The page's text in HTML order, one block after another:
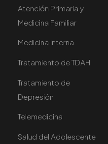
Atención Primaria y
Medicina Familiar
Medicina Interna
Tratamiento de TDAH
Tratamiento de
Depresión
Telemedicina
Salud del Adolescente